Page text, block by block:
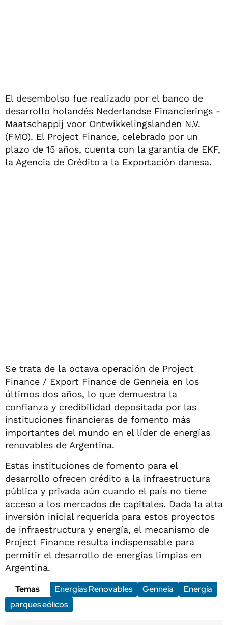
El desembolso fue realizado por el banco de
desarrollo holandés Nederlandse Financierings -
Maatschappij voor Ontwikkelingslanden N.V.
(FMO). El Project Finance, celebrado por un
plazo de 15 años, cuenta con la garantía de EKF,
la Agencia de Crédito a la Exportación danesa.
Se trata de la octava operación de Project
Finance / Export Finance de Genneia en los
últimos dos años, lo que demuestra la
confianza y credibilidad depositada por las
instituciones financieras de fomento más
importantes del mundo en el líder de energías
renovables de Argentina.
Estas instituciones de fomento para el
desarrollo ofrecen crédito a la infraestructura
pública y privada aún cuando el país no tiene
acceso a los mercados de capitales. Dada la alta
inversión inicial requerida para estos proyectos
de infraestructura y energía, el mecanismo de
Project Finance resulta indispensable para
permitir el desarrollo de energías limpias en
Argentina.
Temas
Energías Renovables Genneia
Energía
parques eólicos